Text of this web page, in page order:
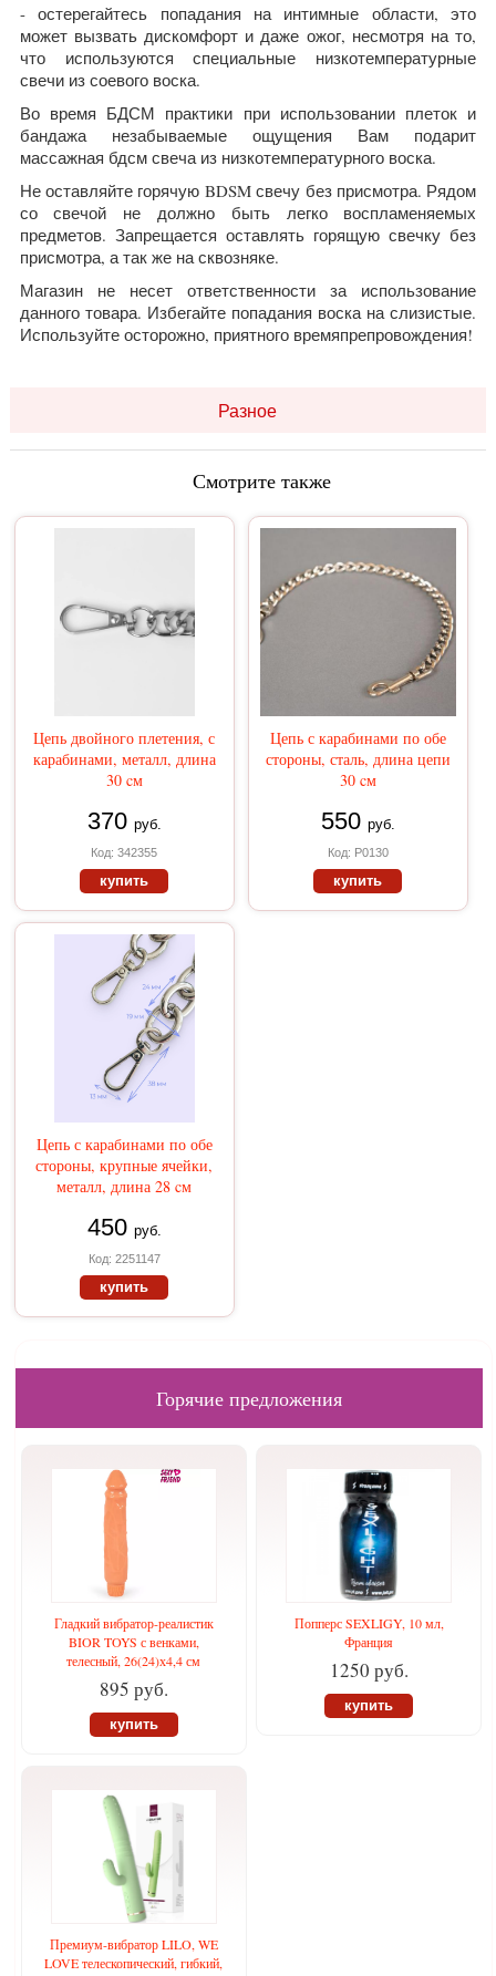
- остерегайтесь попадания на интимные области, это
может вызвать дискомфорт и даже ожог, несмотря на то,
что используются специальные низкотемпературные
свечи из соевого воска.
Во время БДСМ практики при использовании плеток и
бандажа незабываемые ощущения Вам подарит
массажная бдсм свеча из низкотемпературного воска.
Не оставляйте горячую BDSM свечу без присмотра. Рядом
со свечой не должно быть легко воспламеняемых
предметов. Запрещается оставлять горящую свечку без
присмотра, а так же на сквозняке.
Магазин не несет ответственности за использование
данного товара. Избегайте попадания воска на слизистые.
Используйте осторожно, приятного времяпрепровождения!
Разное
Смотрите также
Цепь двойного плетения, с
карабинами, металл, длина
30 cм
370 руб.
Код: 342355
купить
Цепь с карабинами по обе
стороны, сталь, длина цепи
30 cм
550 руб.
Код: Р0130
купить
Цепь с карабинами по обе
стороны, крупные ячейки,
металл, длина 28 cм
450 руб.
Код: 2251147
купить
Горячие предложения
Гладкий вибратор-реалистик
BIOR TOYS с венками,
телесный, 26(24)х4,4 см
895 руб.
купить
Попперс SEXLIGY, 10 мл,
Франция
1250 руб.
купить
Премиум-вибратор LILO, WE
LOVE телескопический, гибкий,